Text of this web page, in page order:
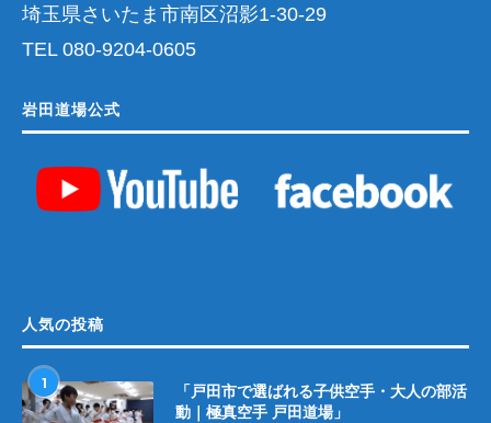
埼玉県さいたま市南区沼影1-30-29
TEL 080-9204-0605
岩田道場公式
人気の投稿
1
「戸田市で選ばれる子供空手・大人の部活
動｜極真空手 戸田道場」